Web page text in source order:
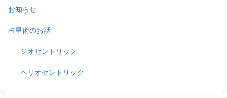
お知らせ
占星術のお話
ジオセントリック
ヘリオセントリック